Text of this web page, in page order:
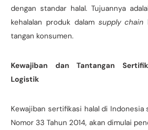
dengan standar halal. Tujuannya
kehalalan produk dalam supply chain
tangan konsumen.
Kewajiban dan Tantangan
Logistik
Kewajiban sertifikasi halal di Indonesia
Nomor 33 Tahun 2014, akan dimulai